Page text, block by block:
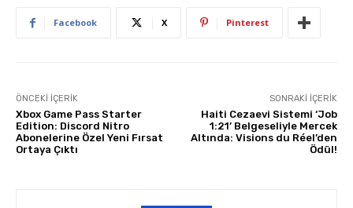
Facebook X Pinterest
ÖNCEKI İÇERIK
Xbox Game Pass Starter
Edition: Discord Nitro
Abonelerine Özel Yeni Fırsat
Ortaya Çıktı
SONRAKI İÇERIK
Haiti Cezaevi Sistemi ‘Job
1:21’ Belgeseliyle Mercek
Altında: Visions du Réel’den
Ödül!